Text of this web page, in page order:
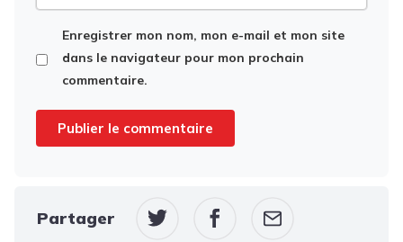
Enregistrer mon nom, mon e-mail et mon site
dans le navigateur pour mon prochain
commentaire.
Partager